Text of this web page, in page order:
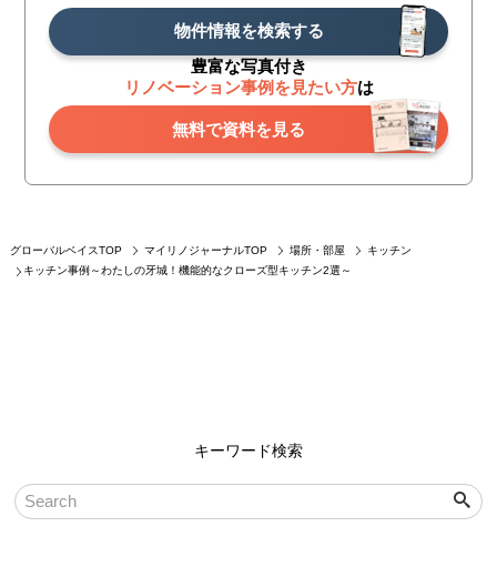
物件情報を検索する
豊富な写真付き
リノベーション事例を見たい方は
無料で資料を見る
グローバルベイスTOP マイリノジャーナルTOP 場所・部屋
キッチン
キッチン事例～わたしの牙城！機能的なクローズ型キッチン2選～
キーワード検索